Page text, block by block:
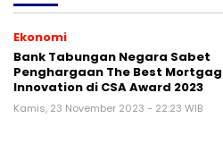
Ekonomi
Bank Tabungan Negara Sabet
Penghargaan The Best
Innovation di CSA Award 2023
Kamis, 23 November 2023 - 22:23 WIB